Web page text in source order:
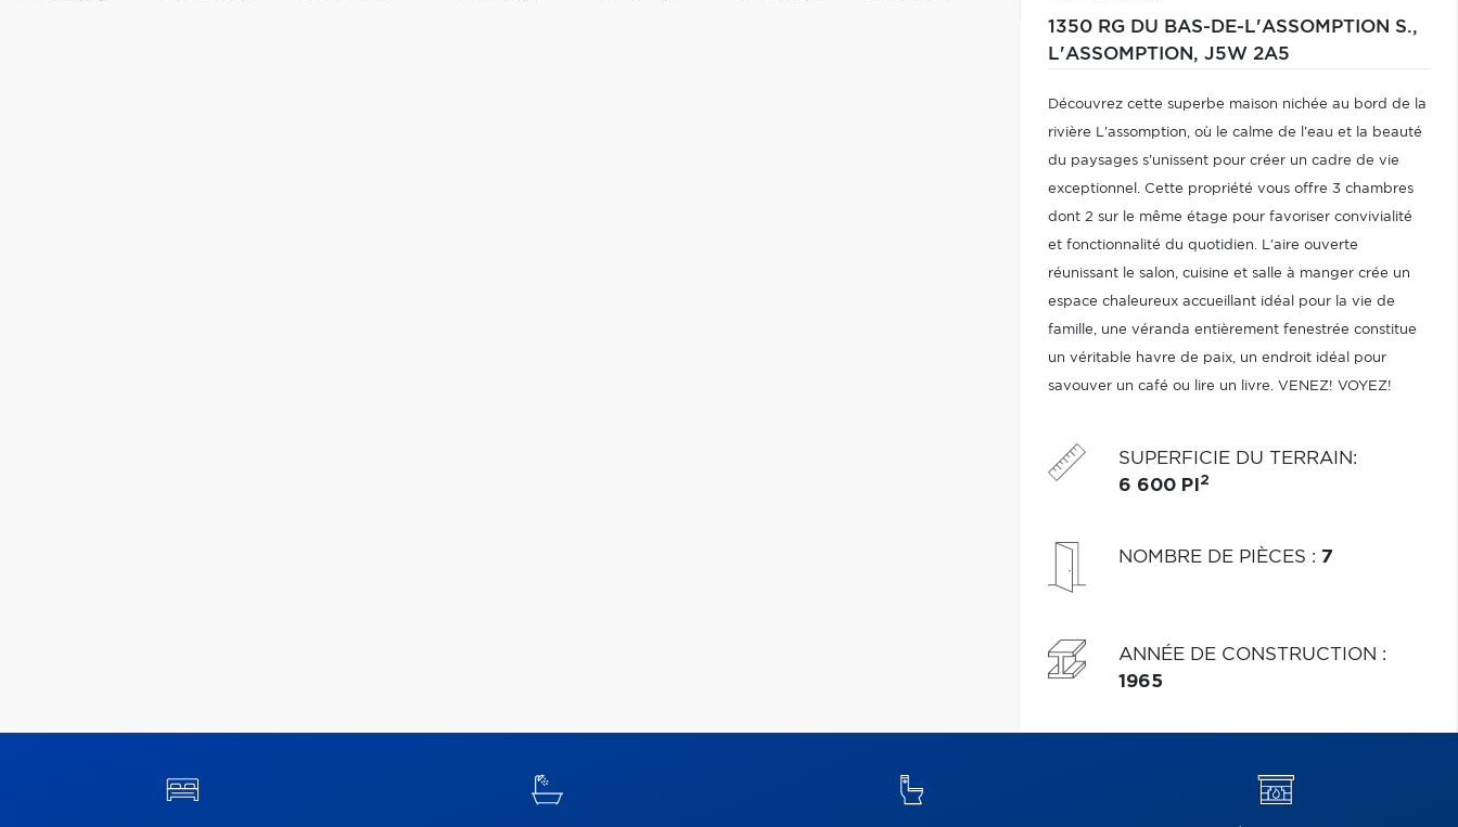
1350 RG DU BAS-DE-L'ASSOMPTION S.,
L'ASSOMPTION, J5W 2A5
Découvrez cette superbe maison nichée au bord de la
rivière L'assomption, où le calme de l'eau et la beauté
du paysages s'unissent pour créer un cadre de vie
exceptionnel. Cette propriété vous offre 3 chambres
dont 2 sur le même étage pour favoriser convivialité
et fonctionnalité du quotidien. L'aire ouverte
réunissant le salon, cuisine et salle à manger crée un
espace chaleureux accueillant idéal pour la vie de
famille, une véranda entièrement fenestrée constitue
un véritable havre de paix, un endroit idéal pour
savouver un café ou lire un livre. VENEZ! VOYEZ!
SUPERFICIE DU TERRAIN:
6 600 PI 2
NOMBRE DE PIÈCES : 7
ANNÉE DE CONSTRUCTION :
1965